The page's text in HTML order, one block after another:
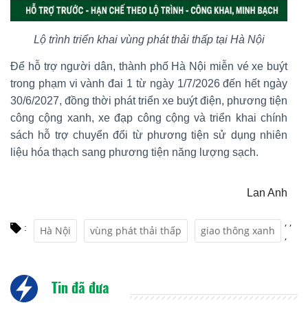
Lộ trình triển khai vùng phát thải thấp tại Hà Nội
Để hỗ trợ người dân, thành phố Hà Nội miễn vé xe buýt
trong phạm vi vành đai 1 từ ngày 1/7/2026 đến hết ngày
30/6/2027, đồng thời phát triển xe buýt điện, phương tiện
công cộng xanh, xe đạp công cộng và triển khai chính
sách hỗ trợ chuyển đổi từ phương tiện sử dụng nhiên
liệu hóa thạch sang phương tiện năng lượng sạch.
Lan Anh
: Hà Nội
,
vùng phát thải thấp
,
giao thông xanh ,
Tin đã đưa